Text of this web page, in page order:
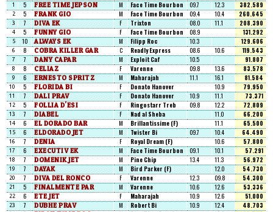
1 5 FREE TIME JEPSON M Face Time Bourbon 09.7 12.3 382.589
2 5 FRANK GIO M Face Time Bourbon 09.4 10.4 260.645
3 7 DIVA EK F Trixton 08.0 11.1 208.390
4 5 FUNNY GIO F Face Time Bourbon 08.9 131.292
5 10 ALWAYS EK M Filipp Roc 10.3 129.606
6 8 COBRA KILLER GAR C Readly Express 08.6 10.6 119.543
7 7 DANY CAPAR M Exploit Caf 10.5 91.807
8 8 CELIAZ F Varenne 09.8 13.6 83.578
9 6 ERNESTO SPRITZ M Maharajah 11.1 16.1 81.584
10 5 FLORIDA BI F Donato Hanover 10.9 79.950
11 7 DALI PRAV F Donato Hanover 10.9 11.1 73.371
12 5 FOLLIA D'ESI F Ringostarr Treb 09.8 12.2 72.809
13 7 DIABEL F Nad al Sheba 11.0 66.200
14 6 EL DORADO BAR M Brillantissime (F) 11.1 65.500
15 6 ELDORADO JET M Twister Bi 09.7 10.4 64.490
16 7 DENIA F Royal Dream (F) 10.6 57.800
17 6 EXECUTIV EK M Face Time Bourbon 09.1 10.1 57.291
18 7 DOMENIK JET M Pine Chip 13.4 11.3 56.972
19 7 DAYAK M Bird Parker (F) 12.0 54.730
20 7 DIVA DEL RONCO F Varenne 12.3 09.8 54.300
21 5 FINALMENTE PAR M Varenne 10.6 12.6 53.336
22 6 ETE JET F Maharajah 10.9 12.6 51.000
23 7 DUBHE PRAV M Robert Bi 10.9 12.4 48.703